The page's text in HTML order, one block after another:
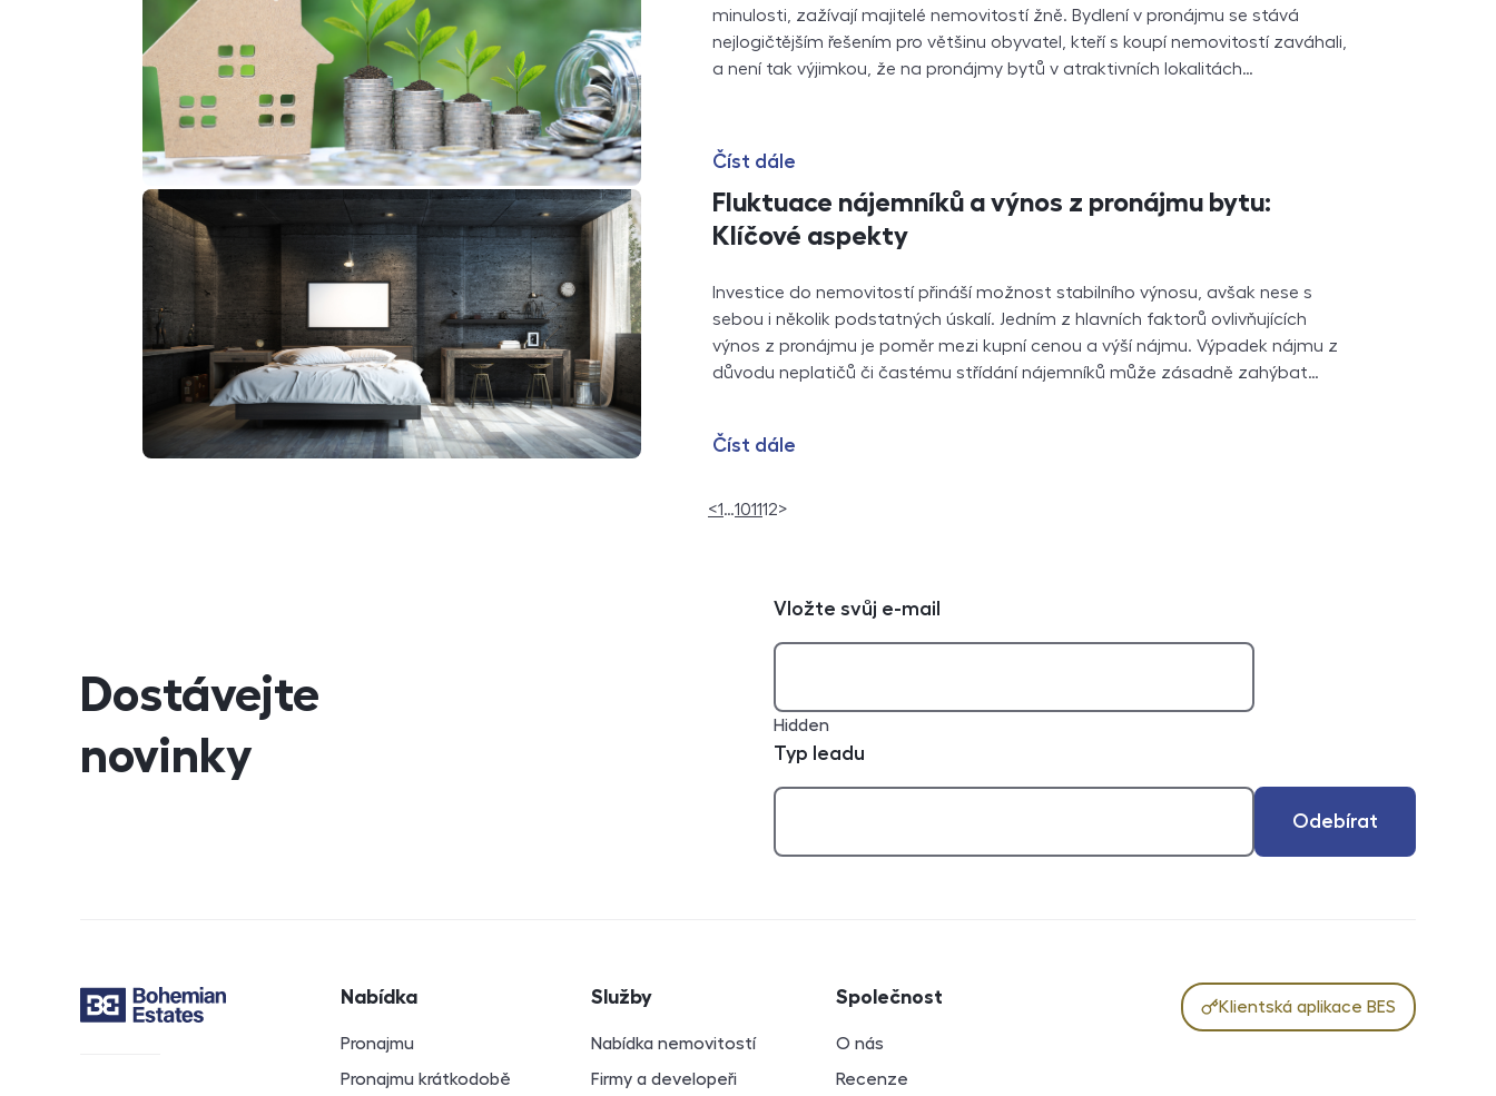
minulosti, zažívají majitelé nemovitostí žně. Bydlení v pronájmu se stává
nejlogičtějším řešením pro většinu obyvatel, kteří s koupí nemovitostí zaváhali,
a není tak výjimkou, že na pronájmy bytů v atraktivních lokalitách…
Číst dále
Fluktuace nájemníků a výnos z pronájmu bytu:
Klíčové aspekty
Investice do nemovitostí přináší možnost stabilního výnosu, avšak nese s
sebou i několik podstatných úskalí. Jedním z hlavních faktorů ovlivňujících
výnos z pronájmu je poměr mezi kupní cenou a výší nájmu. Výpadek nájmu z
důvodu neplatičů či častému střídání nájemníků může zásadně zahýbat…
Číst dále
<1…101112(current)
>
Dostávejte
novinky
Vložte svůj e-mail
Hidden
Typ leadu
Odebírat
Navigace v zápatí
Nabídka
Pronajmu
Pronajmu krátkodobě
Služby
Nabídka nemovitostí
Firmy a developeři
Společnost
O nás
Recenze
Klientská aplikace BES